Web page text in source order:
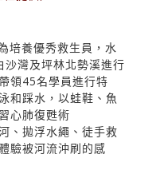
培養優秀救生員，水
沙灣及坪林北勢溪進行
領45名學員進行特
和踩水，以蛙鞋、魚
心肺復甦術
、拋浮水繩、徒手救
驗被河流沖刷的感